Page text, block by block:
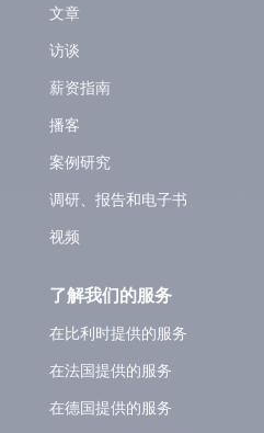
文章
访谈
薪资指南
播客
案例研究
调研、报告和电子书
视频
了解我们的服务
在比利时提供的服务
在法国提供的服务
在德国提供的服务